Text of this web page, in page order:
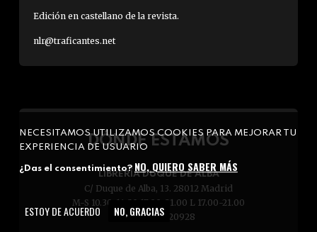
Edición en castellano de la revista.
nlr@traficantes.net
DÓNDE ESTAMOS
LIBRERÍA DUQUE DE ALBA
C/ Duque de Alba, 13. 28012 Madrid
M-S 10.30-14.30 17.00-21.00 L 17.00-21.00
Tfno: 91 5320928
NECESITAMOS UTILIZAMOS COOKIES PARA MEJORAR TU
EXPERIENCIA DE USUARIO
¿Das el consentimiento? NO, QUIERO SABER MÁS
ESTOY DE ACUERDO NO, GRACIAS